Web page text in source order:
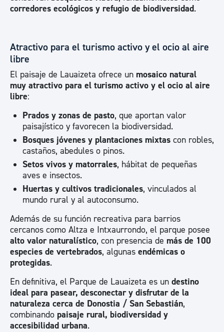
corredores ecológicos y refugio de biodiversidad.
Atractivo para el turismo activo y el ocio al aire
libre
El paisaje de Lauaizeta ofrece un mosaico natural
muy atractivo para el turismo activo y el ocio al aire
libre:
Prados y zonas de pasto, que aportan valor
paisajístico y favorecen la biodiversidad.
Bosques jóvenes y plantaciones mixtas con robles,
castaños, abedules o pinos.
Setos vivos y matorrales, hábitat de pequeñas
aves e insectos.
Huertas y cultivos tradicionales, vinculados al
mundo rural y al autoconsumo.
Además de su función recreativa para barrios
cercanos como Altza e Intxaurrondo, el parque posee
alto valor naturalístico, con presencia de más de 100
especies de vertebrados, algunas endémicas o
protegidas.
En definitiva, el Parque de Lauaizeta es un destino
ideal para pasear, desconectar y disfrutar de la
naturaleza cerca de Donostia / San Sebastián,
combinando paisaje rural, biodiversidad y
accesibilidad urbana.